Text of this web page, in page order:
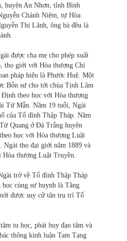
huyện An Nhơn, tỉnh Bình
Chánh Niệm, tự Hòa
Thị Lãnh, ông bà đều là
được cha mẹ cho phép xuất
thọ giới với Hòa thượng Chí
pháp hiệu là Phước Huệ. Một
Bổn sư cho tới chùa Tịnh Lâm
theo học với Hòa thượng
Từ Mẫn. Năm 19 tuổi, Ngài
của Tổ đình Thập Tháp. Năm
Quang ở Đá Trắng huyện
học với Hòa thượng Luật
Ngài thọ đại giới năm 1889 và
Hòa thượng Luật Truyền.
trở về Tổ đình Thập Tháp
cùng sư huynh là Tăng
được suy cử tân trụ trì Tổ
tu học, phát huy đạo tâm và
thông kinh luận Tam Tạng